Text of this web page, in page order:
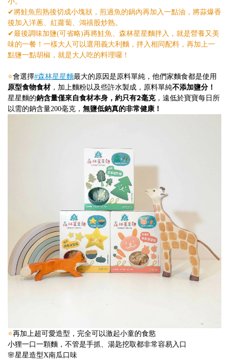
✔︎將鮭魚煎熟後切成小塊狀，煎過魚的鍋內再加入一點油，將蒜爆香
後加入洋蔥、紅蘿蔔、鴻禧股炒熟。
✔︎最後調味加鹽(可省略)再將鮭魚、森林星星麵拌入，就是營養又美
味的一餐！一樣大人可以選用義大利麵，拌入相同配料，再加上一
點鹽一點胡椒，就是大人吃的料理囉！
⭐️會選擇#森林星星麵最大的原因是原料單純，他們家麵食都是使用
原型食物食材，加上麵粉以及些許水製成，原料單純不添加鹽分！
星星麵的鈉含量僅來自食材本身，約只有2毫克，遠低於寶寶每日所
以需的鈉含量200毫克， 無鹽低鈉真的非常健康！
⭐️再加上超可愛造型，完全可以激起小童的食慾
小狸一口一顆麵，不管是手抓、湯匙挖取都非常容易入口
🌸星星造型X南瓜口味